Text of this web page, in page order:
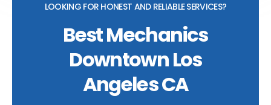
LOOKING FOR HONEST AND RELIABLE SERVICES?
Best Mechanics
Downtown Los
Angeles CA